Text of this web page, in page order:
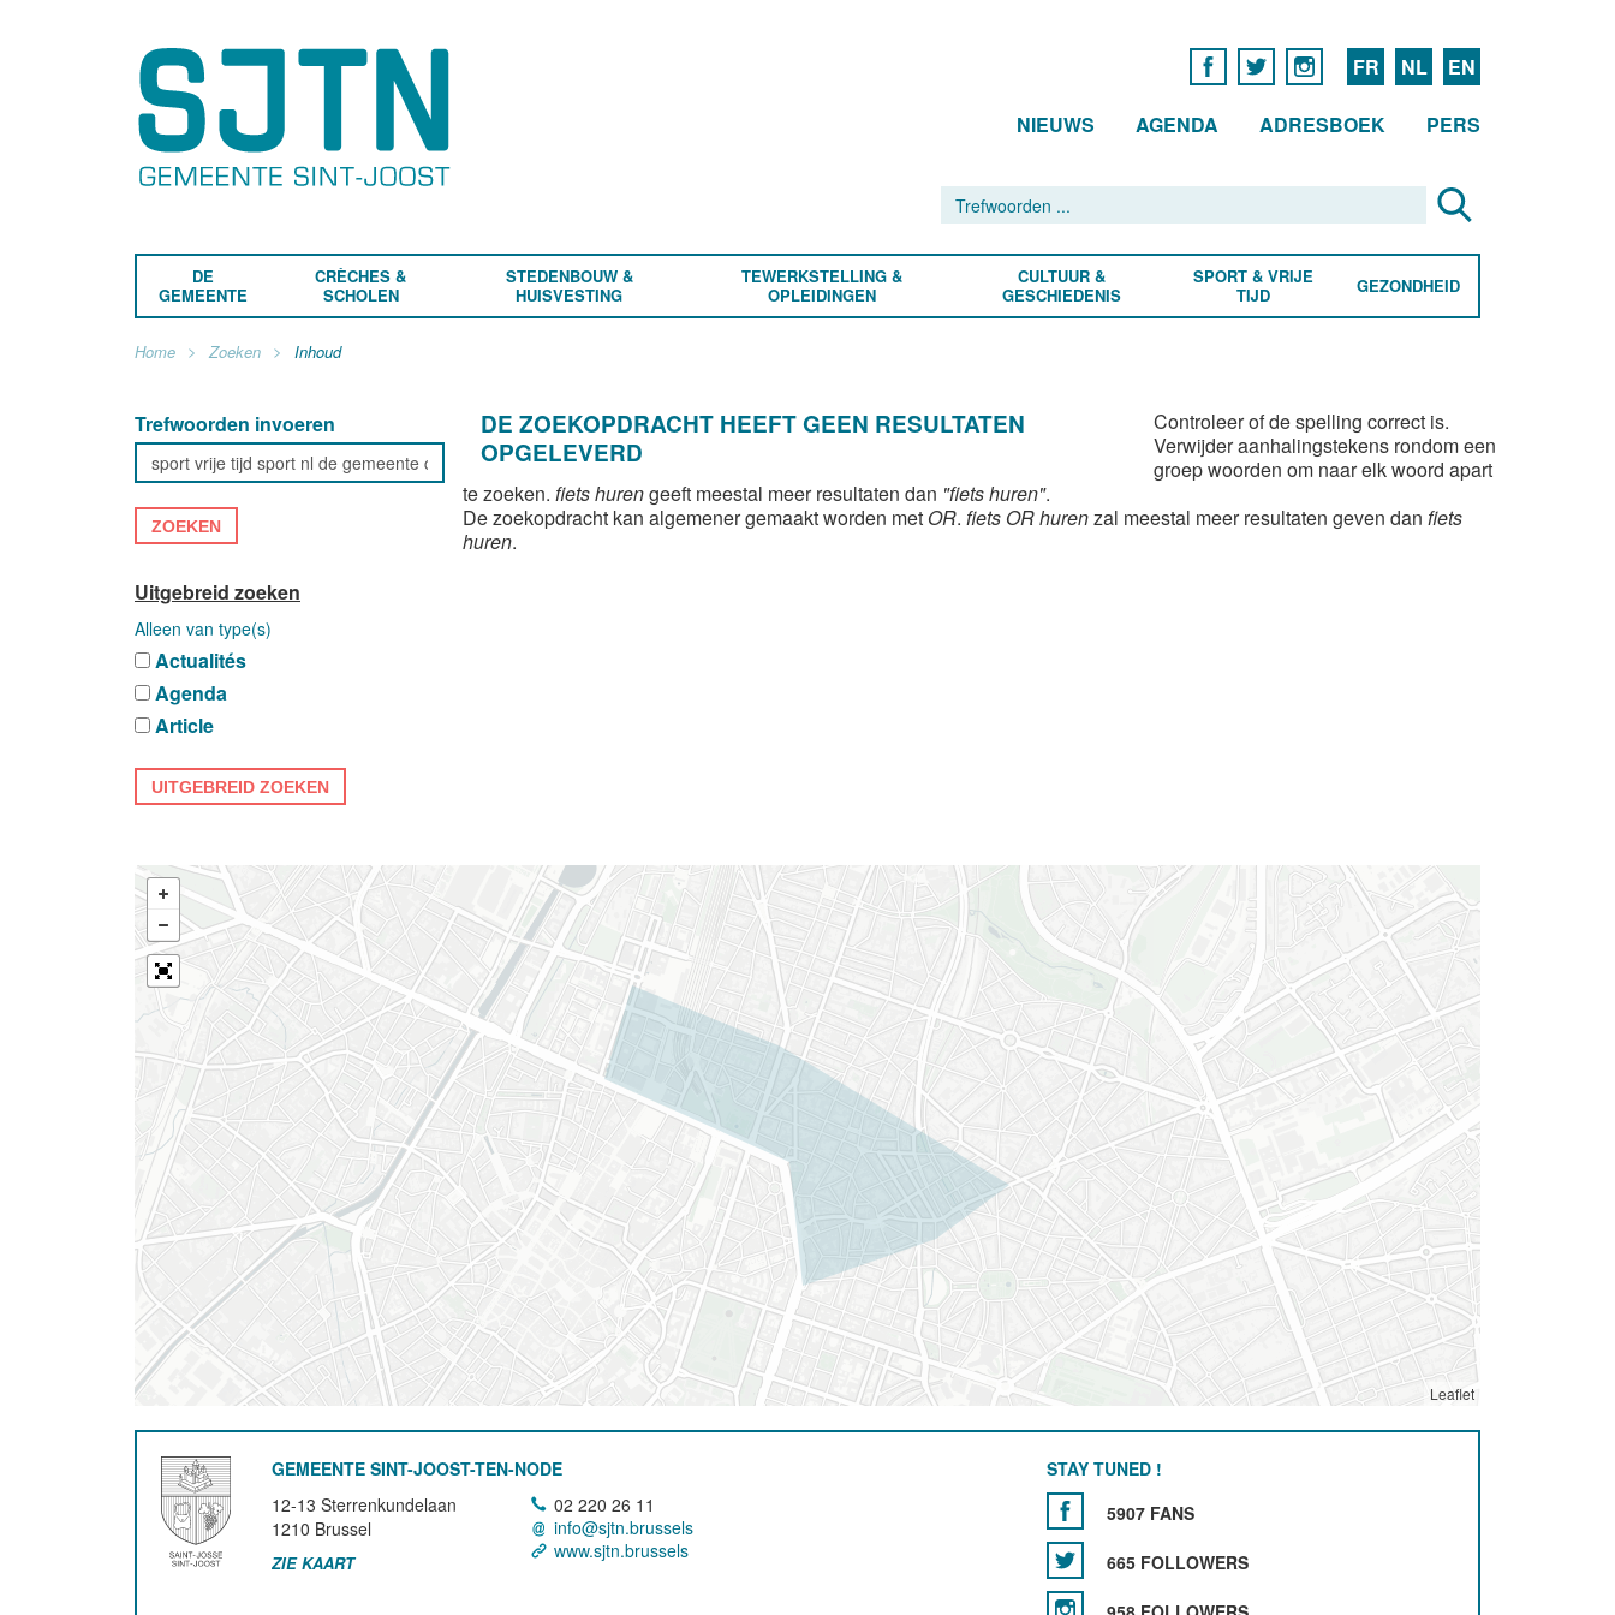
FR NL EN
NIEUWS AGENDA ADRESBOEK PERS
DE
GEMEENTE
CRÈCHES &
SCHOLEN
STEDENBOUW &
HUISVESTING
TEWERKSTELLING &
OPLEIDINGEN
CULTUUR &
GESCHIEDENIS
SPORT & VRIJE
TIJD
GEZONDHEID
Home Zoeken Inhoud
Trefwoorden invoeren
ZOEKEN
Uitgebreid zoeken
Alleen van type(s)
Actualités
Agenda
Article
UITGEBREID ZOEKEN
DE ZOEKOPDRACHT HEEFT GEEN RESULTATEN
OPGELEVERD
Controleer of de spelling correct is.
Verwijder aanhalingstekens rondom een
groep woorden om naar elk woord apart
te zoeken. fiets hurengeeft meestal meer resultaten dan "fiets huren".
De zoekopdracht kan algemener gemaakt worden met OR. fiets OR hurenzal meestal meer resultaten geven dan fiets
huren.
Leaflet
GEMEENTE SINT-JOOST-TEN-NODE
12-13 Sterrenkundelaan
1210 Brussel
ZIE KAART
02 220 26 11
info@sjtn.brussels
www.sjtn.brussels
STAY TUNED !
5907 FANS
665 FOLLOWERS